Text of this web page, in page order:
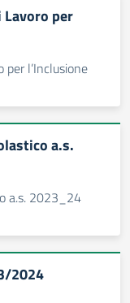
per
per l’Inclusione
a.s.
a.s. 2023_24
2024